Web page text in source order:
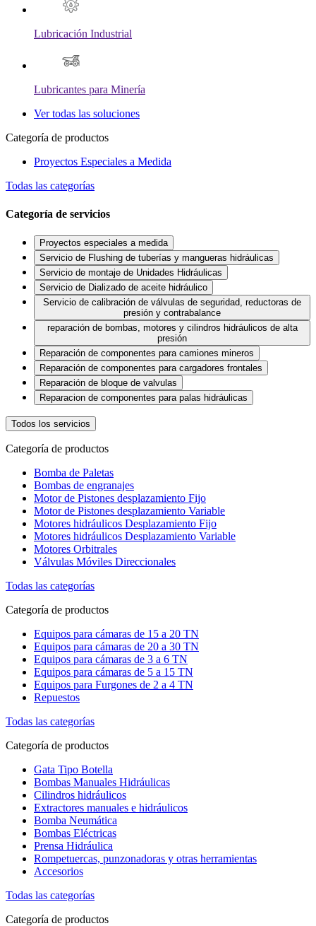
Lubricación Industrial
Lubricantes para Minería
Ver todas las soluciones
Categoría de productos
Proyectos Especiales a Medida
Todas las categorías
Categoría de servicios
Proyectos especiales a medida
Servicio de Flushing de tuberías y mangueras hidráulicas
Servicio de montaje de Unidades Hidráulicas
Servicio de Dializado de aceite hidráulico
Servicio de calibración de válvulas de seguridad, reductoras de
presión y contrabalance
reparación de bombas, motores y cilindros hidráulicos de alta
presión
Reparación de componentes para camiones mineros
Reparación de componentes para cargadores frontales
Reparación de bloque de valvulas
Reparacion de componentes para palas hidráulicas
Todos los servicios
Categoría de productos
Bomba de Paletas
Bombas de engranajes
Motor de Pistones desplazamiento Fijo
Motor de Pistones desplazamiento Variable
Motores hidráulicos Desplazamiento Fijo
Motores hidráulicos Desplazamiento Variable
Motores Orbitrales
Válvulas Móviles Direccionales
Todas las categorías
Categoría de productos
Equipos para cámaras de 15 a 20 TN
Equipos para cámaras de 20 a 30 TN
Equipos para cámaras de 3 a 6 TN
Equipos para cámaras de 5 a 15 TN
Equipos para Furgones de 2 a 4 TN
Repuestos
Todas las categorías
Categoría de productos
Gata Tipo Botella
Bombas Manuales Hidráulicas
Cilindros hidráulicos
Extractores manuales e hidráulicos
Bomba Neumática
Bombas Eléctricas
Prensa Hidráulica
Rompetuercas, punzonadoras y otras herramientas
Accesorios
Todas las categorías
Categoría de productos